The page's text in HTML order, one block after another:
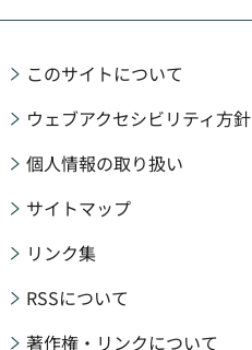
このサイトについて
ウェブアクセシビリティ方針
個人情報の取り扱い
サイトマップ
リンク集
RSSについて
著作権・リンクについて